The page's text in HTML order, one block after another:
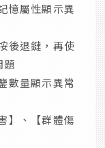
憶屬性顯示異
後退鍵，再使
題
數量顯示異常
】、【群體傷